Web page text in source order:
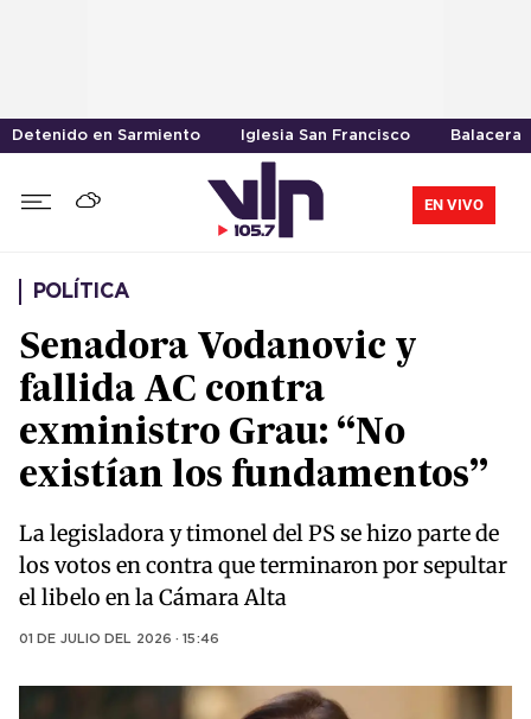
Detenido en Sarmiento Iglesia San Francisco Balacera
EN VIVO
POLÍTICA
Senadora Vodanovic y
fallida AC contra
exministro Grau: “No
existían los fundamentos”
La legisladora y timonel del PS se hizo parte de
los votos en contra que terminaron por sepultar
el libelo en la Cámara Alta
01 DE JULIO DEL 2026 · 15:46